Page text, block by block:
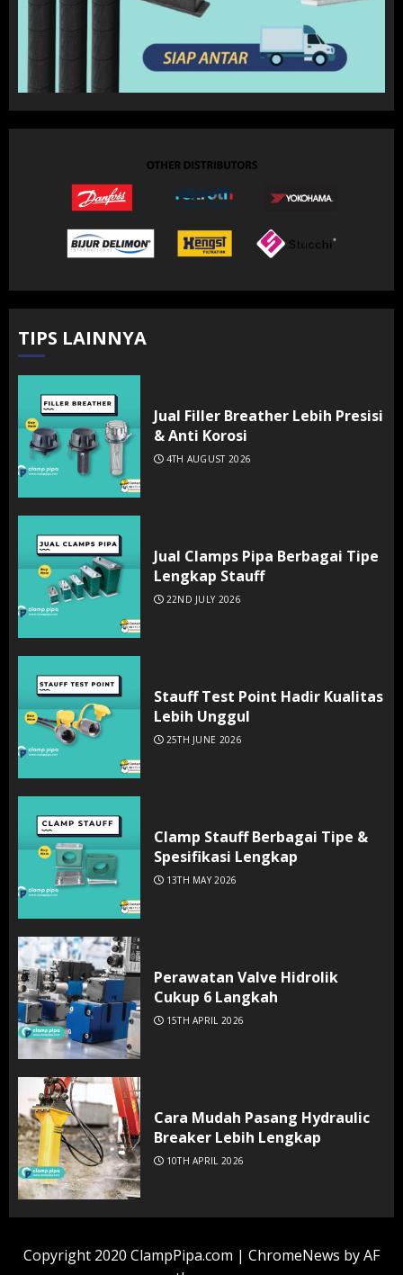
TIPS LAINNYA
Jual Filler Breather Lebih Presisi
& Anti Korosi
4TH AUGUST 2026
Jual Clamps Pipa Berbagai Tipe
Lengkap Stauff
22ND JULY 2026
Stauff Test Point Hadir Kualitas
Lebih Unggul
25TH JUNE 2026
Clamp Stauff Berbagai Tipe &
Spesifikasi Lengkap
13TH MAY 2026
Perawatan Valve Hidrolik
Cukup 6 Langkah
15TH APRIL 2026
Cara Mudah Pasang Hydraulic
Breaker Lebih Lengkap
10TH APRIL 2026
Copyright 2020 ClampPipa.com | ChromeNews by AF